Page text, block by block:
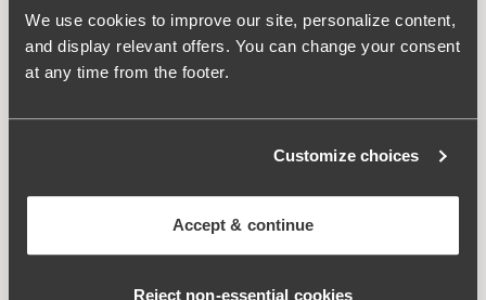
We use cookies to improve our site, personalize content,
and display relevant offers. You can change your consent
at any time from the footer.
Customize choices
Accept & continue
Reject non‑essential cookies
Stoff: 85 % polyamid, 15 % elastan
Vaskeinstruksjoner: Håndvask
Artikelnummer: 902741
Relaterte produkter
Viewing image 1 of 3
Mix & match
Maya bikinitruse med
Viewing image 1 of 2
Bondi bikinitruse